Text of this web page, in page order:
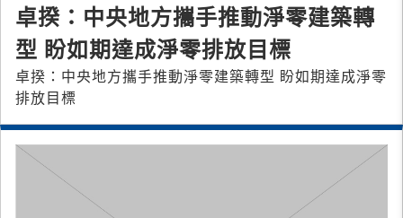
卓揆：中央地方攜手推動淨零建築轉
型 盼如期達成淨零排放目標
卓揆：中央地方攜手推動淨零建築轉型 盼如期達成淨零
排放目標